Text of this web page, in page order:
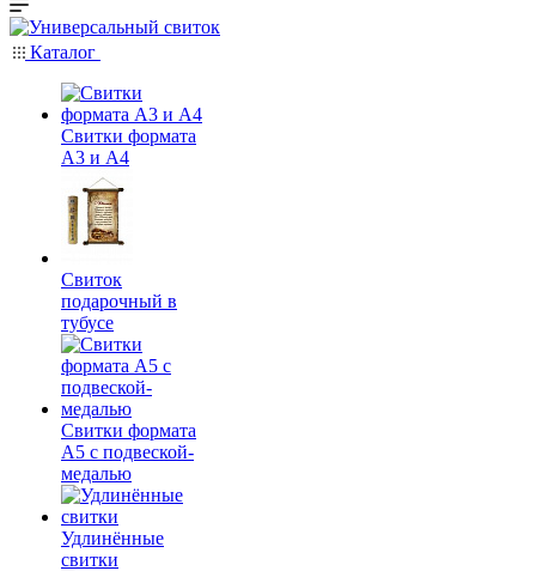
Каталог
Свитки формата
А3 и А4
Свиток
подарочный в
тубусе
Свитки формата
А5 с подвеской-
медалью
Удлинённые
свитки